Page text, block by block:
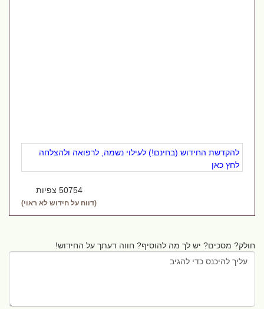
להקדשת החידוש (בחינם!) לעילוי נשמה, לרפואה ולהצלחה
לחץ כאן
50754 צפיות
(דווח על חידוש לא ראוי)
חולק? מסכים? יש לך מה להוסיף? חווה דעתך על החידוש!